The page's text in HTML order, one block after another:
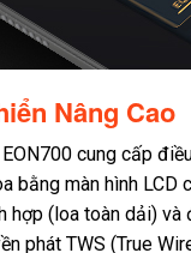
Nâng Cao
cung cấp
bằng màn hình
hợp (loa toàn dải)
phát TWS (True